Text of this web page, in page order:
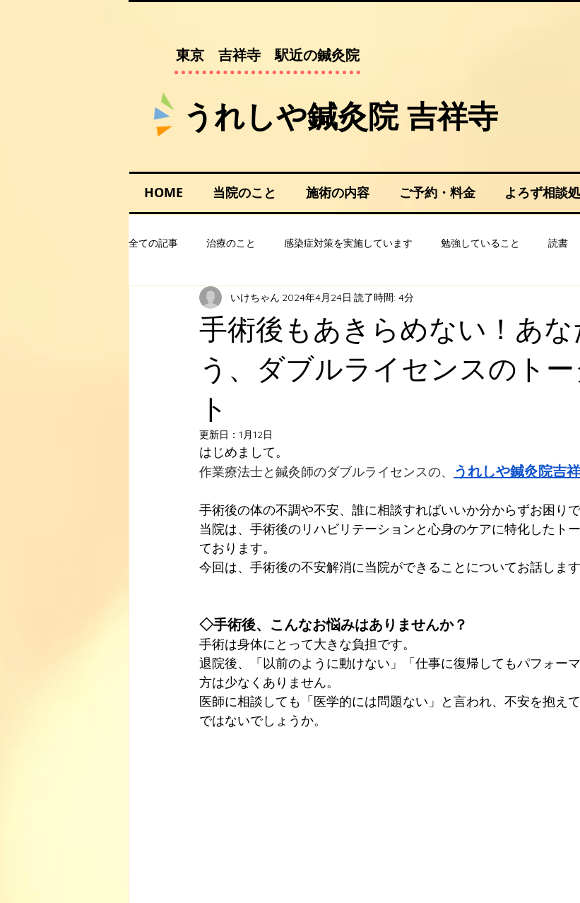
​東京 吉祥寺 駅近の鍼灸院
​​うれしや鍼灸院 吉祥寺​
HOME 当院のこと 施術の内容 ご予約・料金 よろず相談処
全ての記事 治療のこと 感染症対策を実施しています 勉強していること 読書
手術後もあきらめない！あ
う、ダブルライセンスのト
ト
いけちゃん 2024年4月24日 読了時間: 4分
更新日： 1月12日
はじめまして。
作業療法士と鍼灸師のダブルライセンスの、
うれしや鍼灸院吉
手術後の体の不調や不安、誰に相談すればいいか分からずお困り
当院は、手術後のリハビリテーションと心身のケアに特化したト
ております。
今回は、手術後の不安解消に当院ができることについてお話します
◇手術後、こんなお悩みはありませんか？
手術は身体にとって大きな負担です。
退院後、「以前のように動けない」「仕事に復帰してもパフォー
方は少なくありません。
医師に相談しても「医学的には問題ない」と言われ、不安を抱え
ではないでしょうか。